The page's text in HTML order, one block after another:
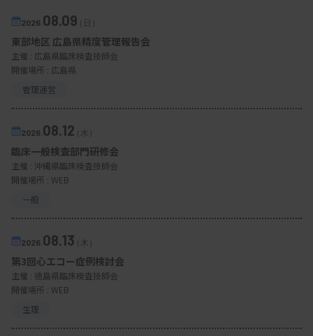
本を採ってもらいました。
バクテリアは不潔な部分にいますが、寄生虫は清潔
な部分にいます。ネクローシス（壊死）を起こした
めて実際の虫体を見たのですが、リーシュマニア症
だと考えられました。
これはサシチョウバエにより媒介される寄生虫疾患
で、日本で感染する機会はほぼありません。その患
者さんはその後南米に帰国されて治療されたよう
で、現地の病院から連絡があり、担当した医師が診
断した証拠の写真を送ったところ、お礼状が来たそ
うです。日本でリーシュマニア症を診断できるとは
思ってなかったようですね。その時は勉強していて
良かったなと、ほっと一安心して自分を褒めまし
2026. 08.09（日）
東部地区 広島県精度管理報告会
主催 : 広島県臨床検査技師会
開催場所 : 広島県
管理運営
2026. 08.12（水）
臨床一般検査部門研修会
主催 : 沖縄県臨床検査技師会
開催場所 : WEB
一般
2026. 08.13（木）
第3回心エコー症例検討会
主催 : 徳島県臨床検査技師会
開催場所 : WEB
生理